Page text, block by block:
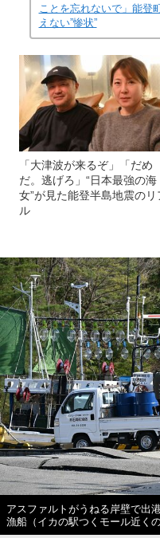
ことを忘れないで」能登
えない”惨状”
「大津波が来るぞ」「だめ
だ。逃げろ」“日本最強の海
女”が見た能登半島地震のリ
ル
アスファルトがうねる岸壁で出
漁船（イカの駅つくモール近